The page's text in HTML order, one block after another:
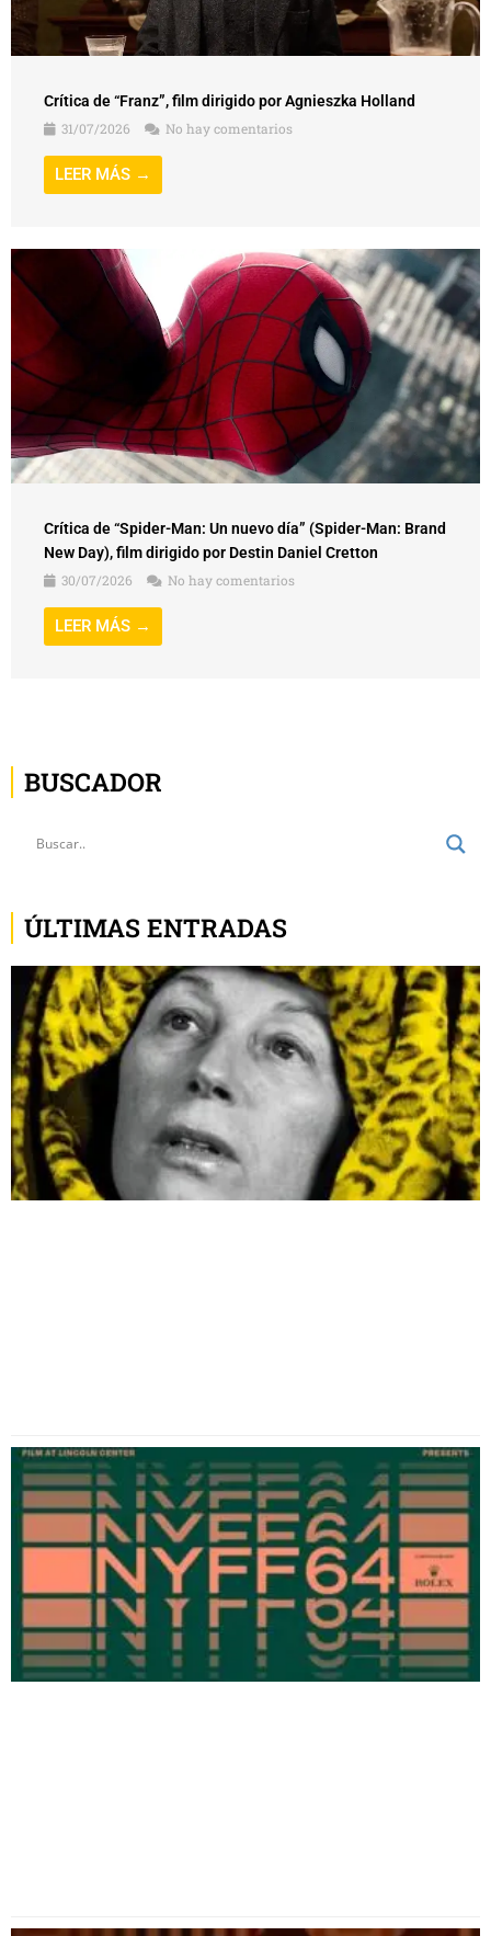
Crítica de “Franz”, film dirigido por Agnieszka Holland
31/07/2026
No hay comentarios
LEER MÁS →
Crítica de “Spider-Man: Un nuevo día” (Spider-Man: Brand
New Day), film dirigido por Destin Daniel Cretton
30/07/2026
No hay comentarios
LEER MÁS →
BUSCADOR
ÚLTIMAS ENTRADAS